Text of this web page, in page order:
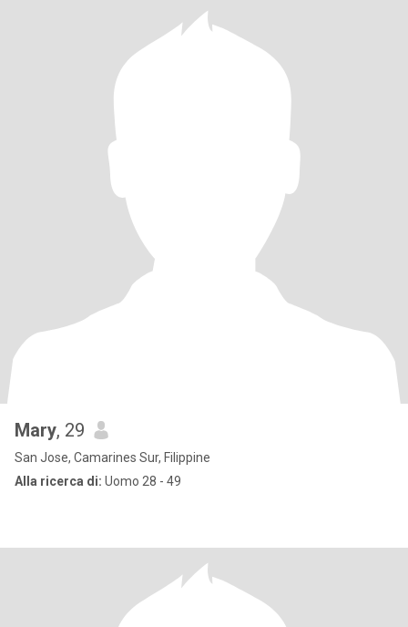
Mary, 29
San Jose, Camarines Sur, Filippine
Alla ricerca di: Uomo 28 - 49